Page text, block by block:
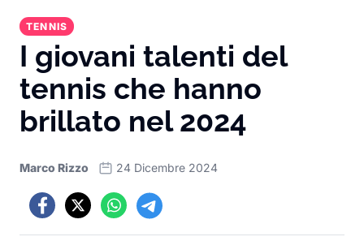
TENNIS
I giovani talenti del
tennis che hanno
brillato nel 2024
Marco Rizzo 24 Dicembre 2024